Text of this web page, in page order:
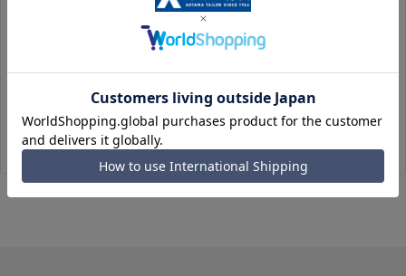
※洋服の青山オンラインストアのポイントは付与されません。
また、ゲスト購入後の会員情報統合・ポイントの付与は、対応
※購入履歴の確認、領収書の発行、キャンセル手続きはご利用
いただけません。